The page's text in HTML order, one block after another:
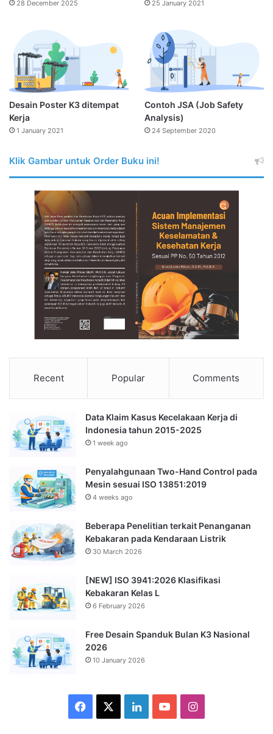
28 December 2025 25 January 2021
Desain Poster K3 ditempat
Kerja
1 January 2021
Contoh JSA (Job Safety
Analysis)
24 September 2020
Klik Gambar untuk Order Buku ini!
Recent Popular Comments
Data Klaim Kasus Kecelakaan Kerja di
Indonesia tahun 2015-2025
1 week ago
Penyalahgunaan Two-Hand Control pada
Mesin sesuai ISO 13851:2019
4 weeks ago
Beberapa Penelitian terkait Penanganan
Kebakaran pada Kendaraan Listrik
30 March 2026
[NEW] ISO 3941:2026 Klasifikasi
Kebakaran Kelas L
6 February 2026
Free Desain Spanduk Bulan K3 Nasional
2026
10 January 2026
Facebook LinkedInYouTubeInstagram